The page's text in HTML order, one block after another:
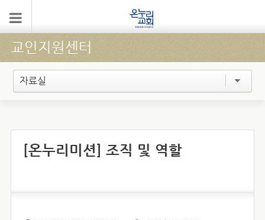
교인지원센터
자료실
[온누리미션] 조직 및 역할